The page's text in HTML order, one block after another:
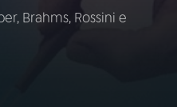
Brahms, Rossini e